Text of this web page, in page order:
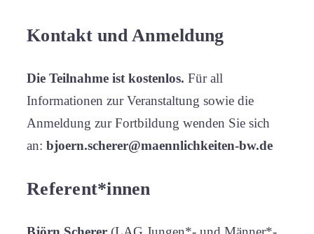
Kontakt und Anmeldung
Die Teilnahme ist kostenlos. Für all
Informationen zur Veranstaltung sowie die
Anmeldung zur Fortbildung wenden Sie sich
an: bjoern.scherer@maennlichkeiten-bw.de
Referent*innen